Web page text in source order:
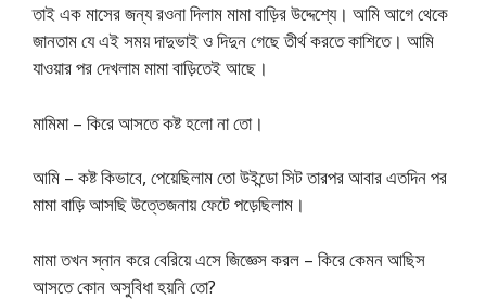
তাই এক মাসের জন্য রওনা দিলাম মামা বাড়ির উদ্দেশ্যে। আমি আগে থেকে
জানতাম যে এই সময় দাদুভাই ও দিদুন গেছে তীর্থ করতে কাশিতে। আমি
যাওয়ার পর দেখলাম মামা বাড়িতেই আছে।
মামিমা – কিরে আসতে কষ্ট হলো না তো।
আমি – কষ্ট কিভাবে, পেয়েছিলাম তো উইন্ডো সিট তারপর আবার এতদিন পর
মামা বাড়ি আসছি উত্তেজনায় ফেটে পড়েছিলাম।
মামা তখন স্নান করে বেরিয়ে এসে জিজ্ঞেস করল – কিরে কেমন আছিস
আসতে কোন অসুবিধা হয়নি তো?